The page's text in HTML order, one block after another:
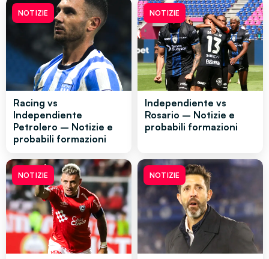
NOTIZIE
Racing vs
Independiente
Petrolero – Notizie e
probabili formazioni
NOTIZIE
Independiente vs
Rosario – Notizie e
probabili formazioni
NOTIZIE NOTIZIE